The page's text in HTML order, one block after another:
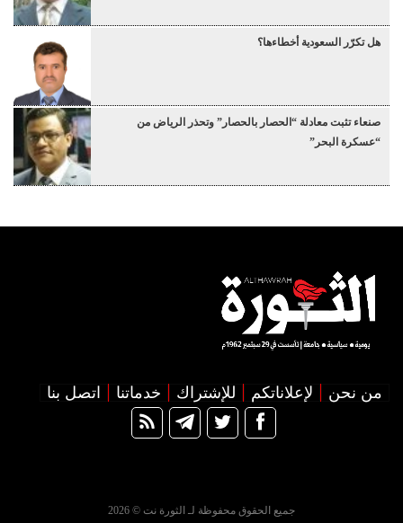
هل تكرّر السعودية أخطاءها؟
صنعاء تثبت معادلة “الحصار بالحصار” وتحذر الرياض من
“عسكرة البحر”
من نحن لإعلاناتكم للإشتراك خدماتنا اتصل بنا
جميع الحقوق محفوظة لـ الثورة نت © 2026